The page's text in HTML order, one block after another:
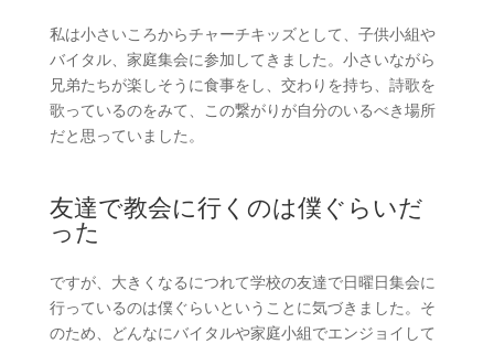
私は小さいころからチャーチキッズとして、子供小組や
バイタル、家庭集会に参加してきました。小さいながら
兄弟たちが楽しそうに食事をし、交わりを持ち、詩歌を
歌っているのをみて、この繋がりが自分のいるべき場所
だと思っていました。
友達で教会に行くのは僕ぐらいだ
った
ですが、大きくなるにつれて学校の友達で日曜日集会に
行っているのは僕ぐらいということに気づきました。そ
のため、どんなにバイタルや家庭小組でエンジョイして